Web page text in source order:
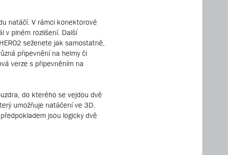
natáčí. V rámci konektorové
v plném rozlišení. Další
seženete jak samostatně,
připevnění na helmy či
verze s připevněním na
do kterého se vejdou dvě
umožňuje natáčení ve 3D.
jsou logicky dvě